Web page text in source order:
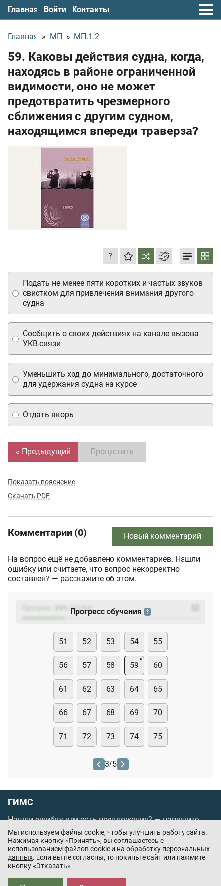
Главная Войти Контакты
Главная » МП » МП.1.2
59. Каковы действия судна, когда,
находясь в районе ограниченной
видимости, оно не может
предотвратить чрезмерного
сближения с другим судном,
находящимся впереди траверза?
?
Уменьшить ход до минимального, достаточного
для удержания судна на курсе
Подать не менее пяти коротких и частых звуков
свистком для привлечения внимания другого
судна
Отдать якорь
Сообщить о своих действиях на канале вызова
УКВ-связи
« Предыдущий Пропустить
Показать пояснение
Скачать PDF
Комментарии (0) Новый комментарий
На вопрос ещё не добавлено комментариев. Нашли
ошибку или считаете, что вопрос некорректно
составлен? — расскажите об этом.
(23
Прогресс обучения ?
51 52 53 54 55
56 57 58 59 60
61 62 63 64 65
66 67 68 69 70
71 72 73 74 75
3/5
ГИМС
Нашли ошибку или есть предложения? —напишите
нам
Порядок проведения оплаты по банковским
картам/Цены/Оферта
Приложения партнёров:
Мы используем файлы cookie, чтобы улучшить работу сайта.
Нажимая кнопку «Принять», вы соглашаетесь с
использованием файлов cookie и на обработку персональных
данных. Если вы не согласны, то покиньте сайт или нажмите
кнопку «Отказать»